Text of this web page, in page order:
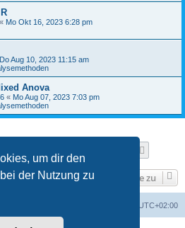
um dir den
der Nutzung zu
« Mo Okt 16, 2023 6:28 pm
Do Aug 10, 2023 11:15 am
Anova
« Mo Aug 07, 2023 7:03 pm
Gehe zu
UTC+02:00